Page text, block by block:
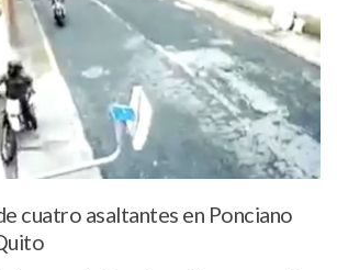
cuatro asaltantes en Ponciano